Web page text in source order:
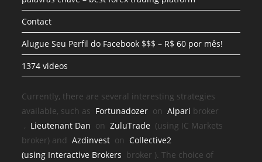
Contact
Alugue Seu Perfil do Facebook $$$ – R$ 60 por mês!
1374 videos
Currently, there are several interesting strategies
available, such as Fortunadozer onAlpari broker
, Lieutenant Dan onZuluTrade (using IC Markets
broker) andAzdinvest onCollective2
(using Interactive Brokers broker ). The choice of